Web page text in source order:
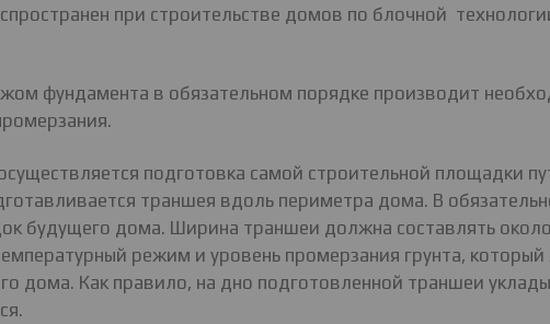
при строительстве домов по блочной
фундамента в обязательном порядке производит
подготовка самой строительной площадки
траншея вдоль периметра дома. В
будущего дома. Ширина траншеи должна составлять
режим и уровень промерзания грунта,
дома. Как правило, на дно подготовленной траншеи